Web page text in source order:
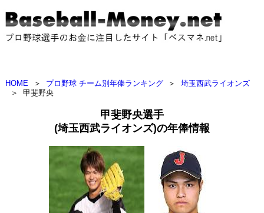
HOME ＞ プロ野球 チーム別年俸ランキング ＞
埼玉西武ライオンズ
＞
甲斐野央
甲斐野央選手
(埼玉西武ライオンズ)の年俸情報